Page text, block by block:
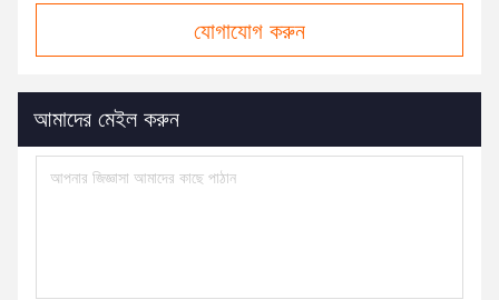
যোগাযোগ করুন
আমাদের মেইল ​​করুন